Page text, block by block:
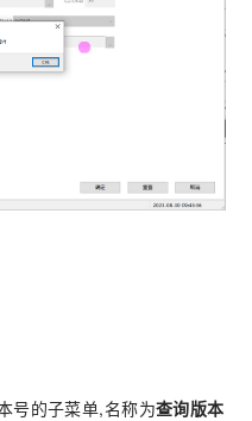
号的子菜单,名称为查询版本